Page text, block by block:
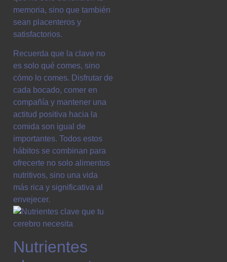
memoria, sino que también
sean placenteros y
satisfactorios.
Recuerda que la clave no
es solo qué comes, sino
cómo lo comes. Disfrutar de
cada bocado, comer en
compañía y mantener una
actitud positiva hacia la
comida son igual de
importantes. Todos estos
hábitos se combinan para
ofrecerte no solo alimentos
nutritivos, sino una vida
más rica y significativa al
envejecer.
Nutrientes